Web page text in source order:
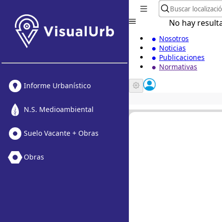
Informe Urbanístico
N.S. Medioambiental
Suelo Vacante + Obras
Obras
No hay
Nosotros
Noticias
Publicaciones
Normativas